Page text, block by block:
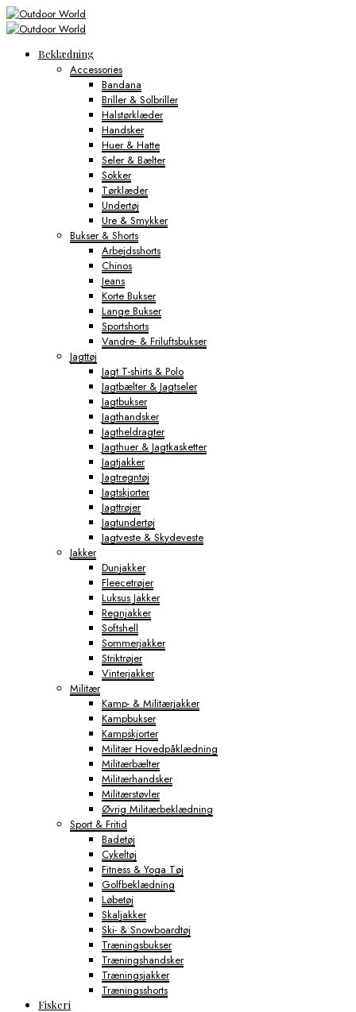
Beklædning
Accessories
Bandana
Briller & Solbriller
Halstørklæder
Handsker
Huer & Hatte
Seler & Bælter
Sokker
Tørklæder
Undertøj
Ure & Smykker
Bukser & Shorts
Arbejdsshorts
Chinos
Jeans
Korte Bukser
Lange Bukser
Sportshorts
Vandre- & Friluftsbukser
Jagttøj
Jagt T-shirts & Polo
Jagtbælter & Jagtseler
Jagtbukser
Jagthandsker
Jagtheldragter
Jagthuer & Jagtkasketter
Jagtjakker
Jagtregntøj
Jagtskjorter
Jagttrøjer
Jagtundertøj
Jagtveste & Skydeveste
Jakker
Dunjakker
Fleecetrøjer
Luksus Jakker
Regnjakker
Softshell
Sommerjakker
Striktrøjer
Vinterjakker
Militær
Kamp- & Militærjakker
Kampbukser
Kampskjorter
Militær Hovedpåklædning
Militærbælter
Militærhandsker
Militærstøvler
Øvrig Militærbeklædning
Sport & Fritid
Badetøj
Cykeltøj
Fitness & Yoga Tøj
Golfbeklædning
Løbetøj
Skaljakker
Ski- & Snowboardtøj
Træningsbukser
Træningshandsker
Træningsjakker
Træningsshorts
Fiskeri